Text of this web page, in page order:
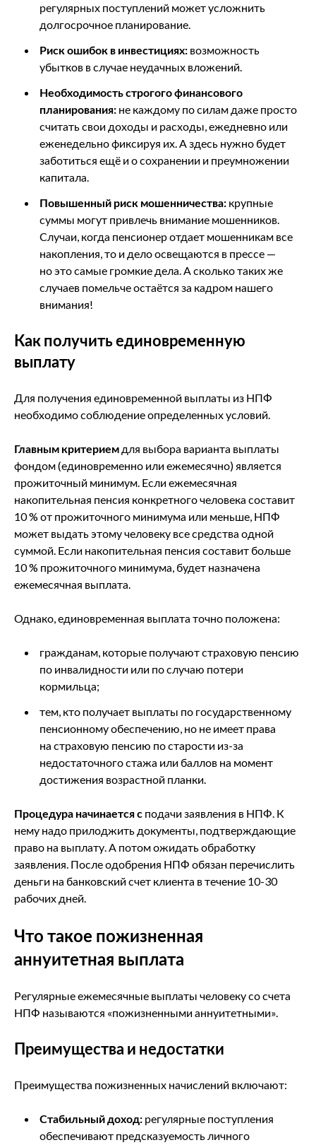
регулярных поступлений может усложнить
долгосрочное планирование.
Риск ошибок в инвестициях: возможность
убытков в случае неудачных вложений.
Необходимость строгого финансового
планирования: не каждому по силам даже просто
считать свои доходы и расходы, ежедневно или
еженедельно фиксируя их. А здесь нужно будет
заботиться ещё и о сохранении и преумножении
капитала.
Повышенный риск мошенничества: крупные
суммы могут привлечь внимание мошенников.
Случаи, когда пенсионер отдает мошенникам все
накопления, то и дело освещаются в прессе —
но это самые громкие дела. А сколько таких же
случаев помельче остаётся за кадром нашего
внимания!
Как получить единовременную
выплату
Для получения единовременной выплаты из НПФ
необходимо соблюдение определенных условий.
Главным критерием для выбора варианта выплаты
фондом (единовременно или ежемесячно) является
прожиточный минимум. Если ежемесячная
накопительная пенсия конкретного человека составит
10 % от прожиточного минимума или меньше, НПФ
может выдать этому человеку все средства одной
суммой. Если накопительная пенсия составит больше
10 % прожиточного минимума, будет назначена
ежемесячная выплата.
Однако, единовременная выплата точно положена:
гражданам, которые получают страховую пенсию
по инвалидности или по случаю потери
кормильца;
тем, кто получает выплаты по государственному
пенсионному обеспечению, но не имеет права
на страховую пенсию по старости из-за
недостаточного стажа или баллов на момент
достижения возрастной планки.
Процедура начинается с подачи заявления в НПФ. К
нему надо прилоджить документы, подтверждающие
право на выплату. А потом ожидать обработку
заявления. После одобрения НПФ обязан перечислить
деньги на банковский счет клиента в течение 10-30
рабочих дней.
Что такое пожизненная
аннуитетная выплата
Регулярные ежемесячные выплаты человеку со счета
НПФ называются «пожизненными аннуитетными».
Преимущества и недостатки
Преимущества пожизненных начислений включают:
Стабильный доход: регулярные поступления
обеспечивают предсказуемость личного